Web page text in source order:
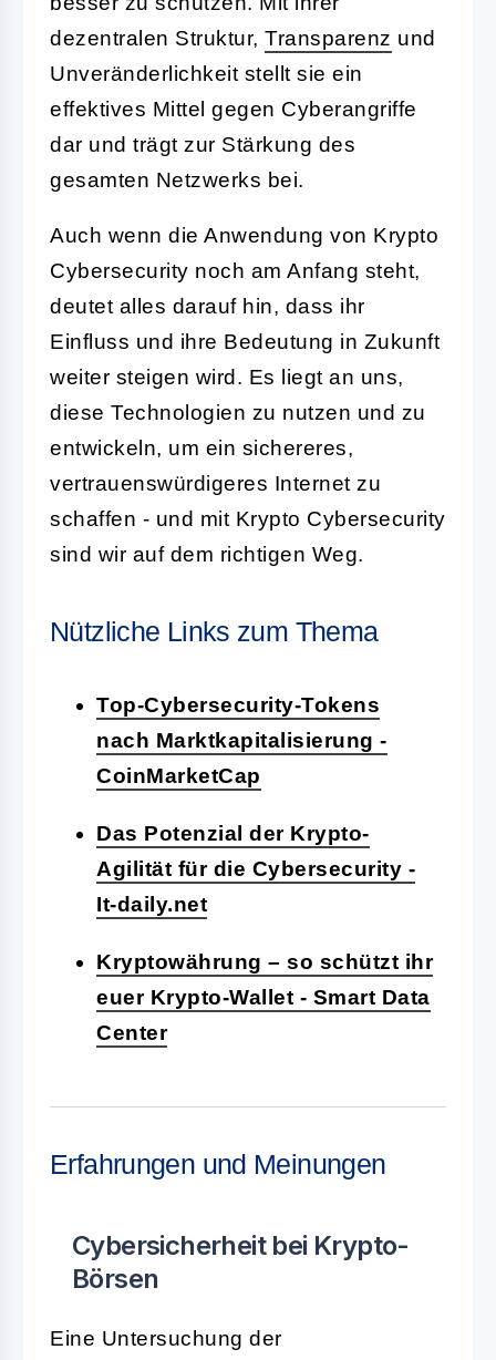
dezentralen Struktur, Transparenz und
Unveränderlichkeit stellt sie ein
effektives Mittel gegen Cyberangriffe
dar und trägt zur Stärkung des
gesamten Netzwerks bei.
Auch wenn die Anwendung von Krypto
Cybersecurity noch am Anfang steht,
deutet alles darauf hin, dass ihr
Einfluss und ihre Bedeutung in Zukunft
weiter steigen wird. Es liegt an uns,
diese Technologien zu nutzen und zu
entwickeln, um ein sichereres,
vertrauenswürdigeres Internet zu
schaffen - und mit Krypto Cybersecurity
sind wir auf dem richtigen Weg.
Nützliche Links zum Thema
Top-Cybersecurity-Tokens
nach Marktkapitalisierung -
CoinMarketCap
Das Potenzial der Krypto-
Agilität für die Cybersecurity -
It-daily.net
Kryptowährung – so schützt ihr
euer Krypto-Wallet - Smart Data
Center
Erfahrungen und Meinungen
Cybersicherheit bei Krypto-
Börsen
Eine Untersuchung der